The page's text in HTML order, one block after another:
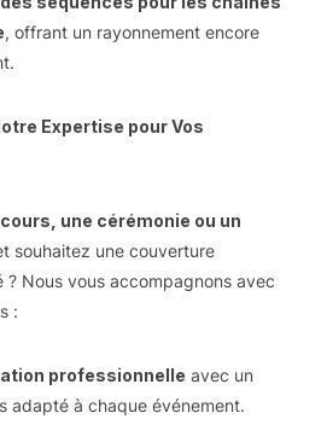
, offrant un rayonnement encore
Expertise pour Vos
une cérémonie ou un
souhaitez une couverture
? Nous vous accompagnons avec
:
professionnelle avec un
adapté à chaque événement.